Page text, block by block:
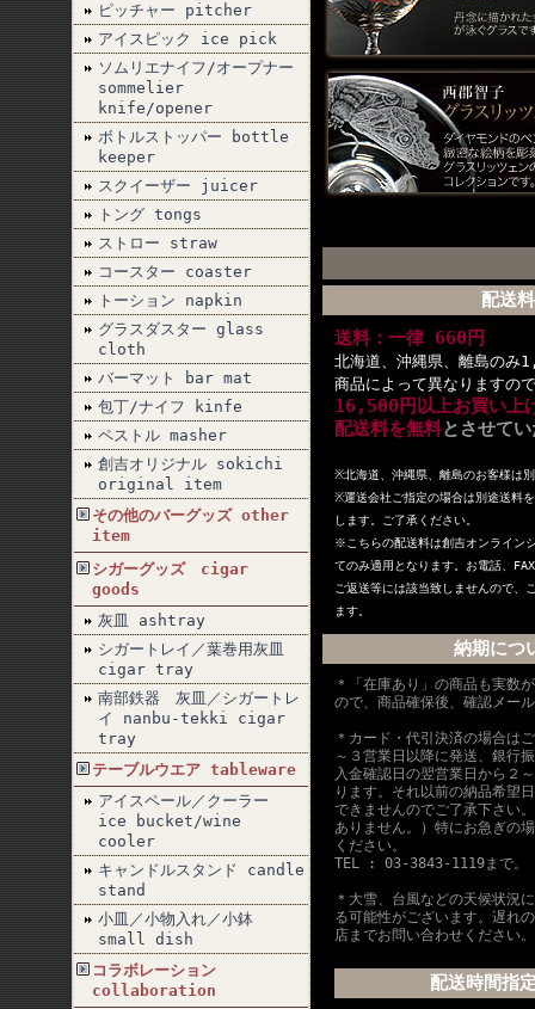
ピッチャー pitcher
アイスピック ice pick
ソムリエナイフ/オープナー
sommelier
knife/opener
ボトルストッパー bottle
keeper
スクイーザー juicer
トング tongs
ストロー straw
コースター coaster
トーション napkin
グラスダスター glass
cloth
バーマット bar mat
包丁/ナイフ kinfe
ペストル masher
創吉オリジナル sokichi
original item
その他のバーグッズ other
item
シガーグッズ cigar
goods
灰皿 ashtray
シガートレイ／葉巻用灰皿
cigar tray
南部鉄器 灰皿／シガートレ
イ nanbu-tekki cigar
tray
テーブルウエア tableware
アイスペール／クーラー
ice bucket/wine
cooler
キャンドルスタンド candle
stand
小皿／小物入れ／小鉢
small dish
コラボレーション
collaboration
配送料
送料：一律 660円
北海道、沖縄県、離島のみ
商品によって異なりますの
16,500円以上お買い上
配送料を無料とさせて
※北海道、沖縄県、離島のお客様は
※運送会社ご指定の場合は別途送料
します。ご了承ください。
※こちらの配送料は創吉オンライン
てのみ適用となります。お電話、
ご返送等には該当致しませんので、
ます。
納期につ
＊「在庫あり」の商品も実数
ので、商品確保後、確認メー
＊カード・代引決済の場合は
～３営業日以降に発送、銀行
入金確認日の翌営業日から２
ります。それ以前の納品希望
できませんのでご了承下さい
ありません。）特にお急ぎの
ください。
TEL : 03-3843-1119まで。
＊大雪、台風などの天候状況
る可能性がございます。遅れ
店までお問い合わせください。
配送時間指